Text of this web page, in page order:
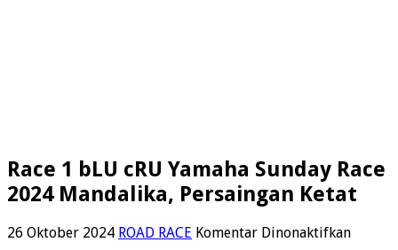
Race 1 bLU cRU Yamaha Sunday Race
2024 Mandalika, Persaingan Ketat
26 Oktober 2024 ROAD RACE Komentar Dinonaktifkanpada